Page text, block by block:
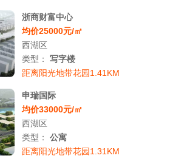
浙商财富中心
均价25000元/㎡
西湖区
类型： 写字楼
距离阳光地带花园1.41KM
申瑞国际
均价33000元/㎡
西湖区
类型： 公寓
距离阳光地带花园1.31KM